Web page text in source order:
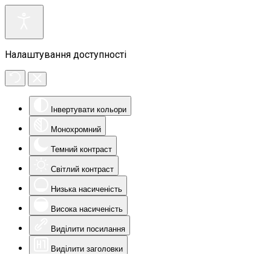
Налаштування доступності
Інвертувати кольори
Монохромний
Темний контраст
Світлий контраст
Низька насиченість
Висока насиченість
Виділити посилання
Виділити заголовки